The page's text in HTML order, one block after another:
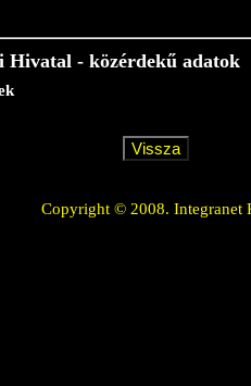
Hivatal - közérdekű adatok
Copyright © 2008. Integranet